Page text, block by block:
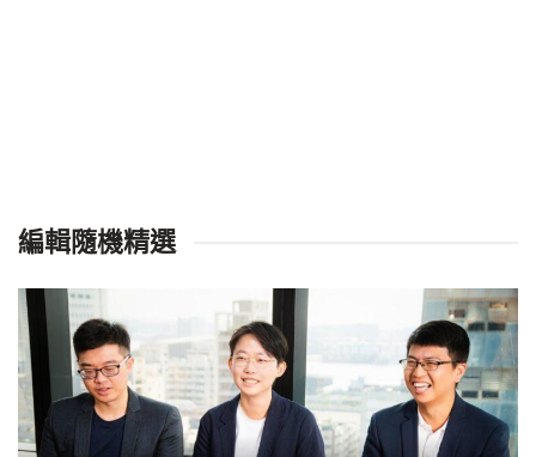
編輯隨機精選